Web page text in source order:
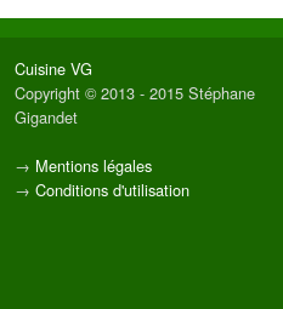
Cuisine VG
Copyright © 2013 - 2015 Stéphane
Gigandet
→ Mentions légales
→ Conditions d'utilisation